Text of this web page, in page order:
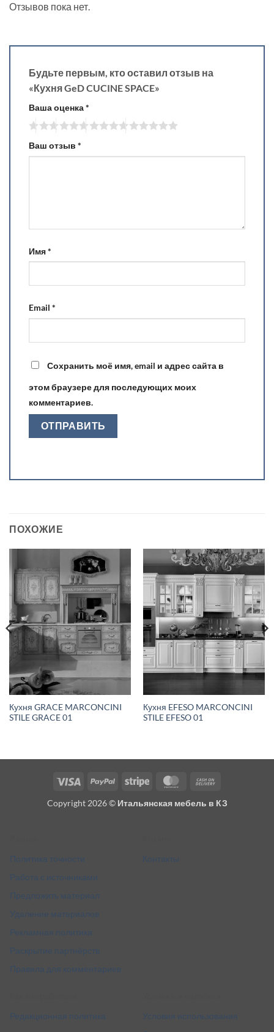
Отзывов пока нет.
Будьте первым, кто оставил отзыв на
«Кухня GeD CUCINE SPACE»
Ваша оценка*
Ваш отзыв *
Имя*
Email *
Сохранить моё имя, email и адрес сайта в
этом браузере для последующих моих
комментариев.
ПОХОЖИЕ
Кухня GRACE MARCONCINI
STILE GRACE 01
Кухня EFESO MARCONCINI
STILE EFESO 01
Visa PayPal Stripe MasterCard
Delivery
Copyright 2026 © Итальянская мебель в КЗ
Политика точности
Работа с источниками
Предложить материал
Удаление материалов
Рекламная политика
Раскрытие партнёрств
Правила для комментариев
Контакты
Редакционная политика
Условия использования